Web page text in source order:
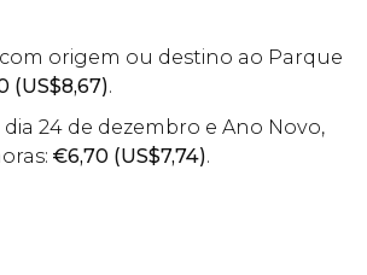
origem ou destino ao Parque
(US$8,67).
24 de dezembro e Ano Novo,
€6,70 (US$7,74).